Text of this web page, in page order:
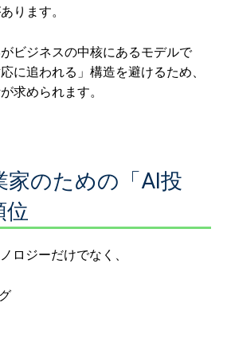
ります。
ビジネスの中核にあるモデルで
に追われる」構造を避けるため、
求められます。
家のための「AI投
位
ロジーだけでなく、